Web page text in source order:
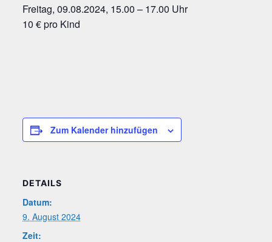
Frei­tag, 09.08.2024, 15.00 – 17.00 Uhr
10 € pro Kind
Zum Kalender hinzufügen
DETAILS
Datum:
9. August 2024
Zeit: